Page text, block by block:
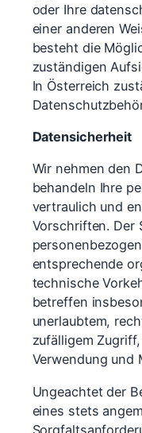
oder Ihre
einer anderen
besteht die
zuständigen
In Österreich
Datensicherheit
Wir nehmen den
behandeln Ihre
vertraulich und
Vorschriften. Der
entsprechende
technische
betreffen
unerlaubtem,
zufälligem
Verwendung und
Ungeachtet der
eines stets